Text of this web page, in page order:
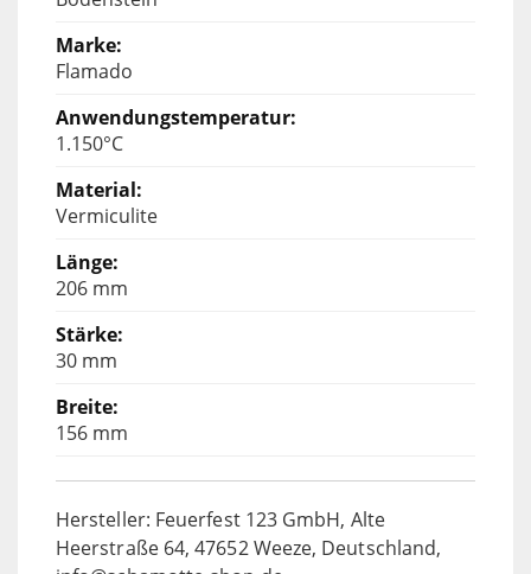
Flamado
1.150°C
Vermiculite
206 mm
30 mm
156 mm
Hersteller: Feuerfest 123 GmbH, Alte
Heerstraße 64, 47652 Weeze, Deutschland,